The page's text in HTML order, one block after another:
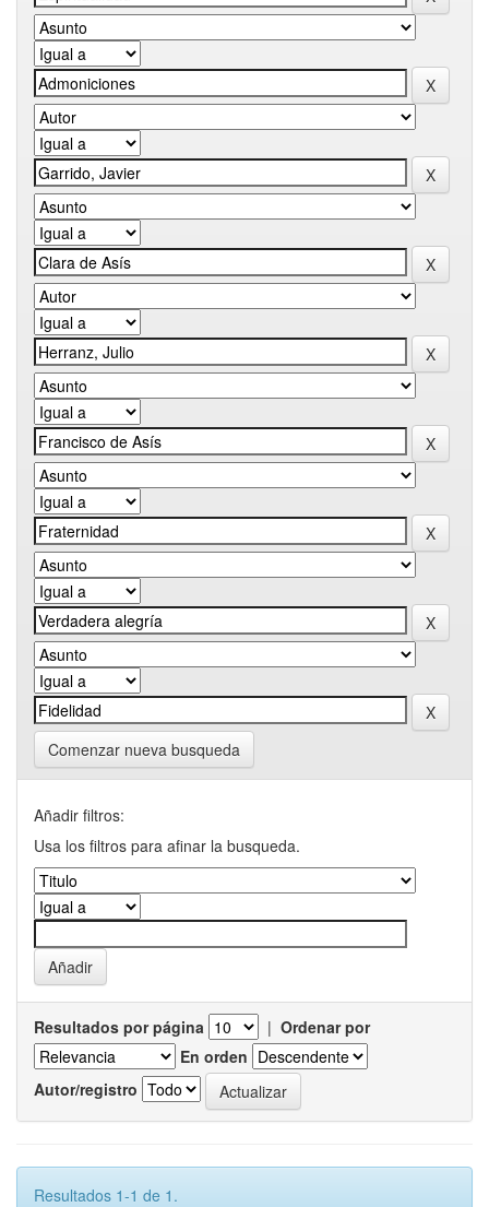
Comenzar nueva busqueda
Añadir filtros:
Usa los filtros para afinar la busqueda.
Resultados por página | Ordenar por
En orden
Autor/registro
Resultados 1-1 de 1.